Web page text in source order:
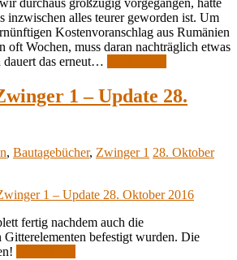
durchaus großzügig vorgegangen, hatte
inzwischen alles teurer geworden ist. Um
Kostenvoranschlag aus Rumänien
oft Wochen, muss daran nachträglich etwas
dauert das erneut…
1 – Update 28.
, Bautagebücher, Zwinger 1 28. Oktober
fertig nachdem auch die
Gitterelementen befestigt wurden. Die